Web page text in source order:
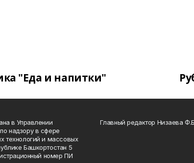
"Еда и напитки"
в Управлении
надзору в сфере
технологий и массовых
Башкортостан 5
номер ПИ
Главный редактор Низаева